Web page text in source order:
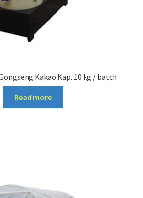
Kakao Kap. 10 kg / batch
Read more